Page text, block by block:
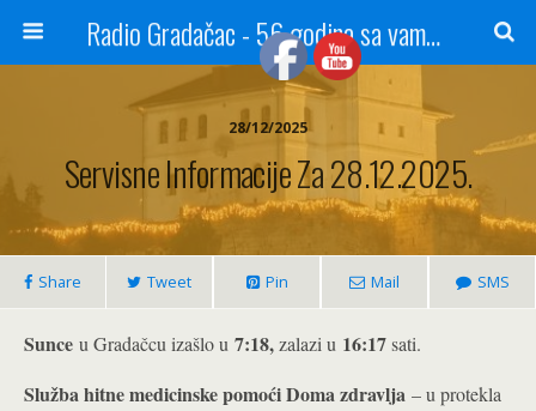
Radio Gradačac - 56 godina sa vama...
28/12/2025
Servisne Informacije Za 28.12.2025.
Share Tweet Pin Mail SMS
Sunce u Gradačcu izašlo u 7:18,zalazi u 16:17sati.
Služba hitne medicinske pomoći Doma zdravlja – u protekla